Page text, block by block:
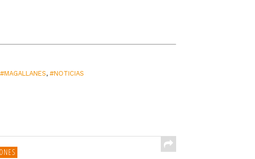
#MAGALLANES,#NOTICIAS